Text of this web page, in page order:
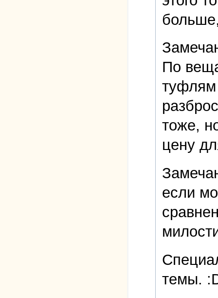
По
туфлям
тоже,
цену
если
темы.